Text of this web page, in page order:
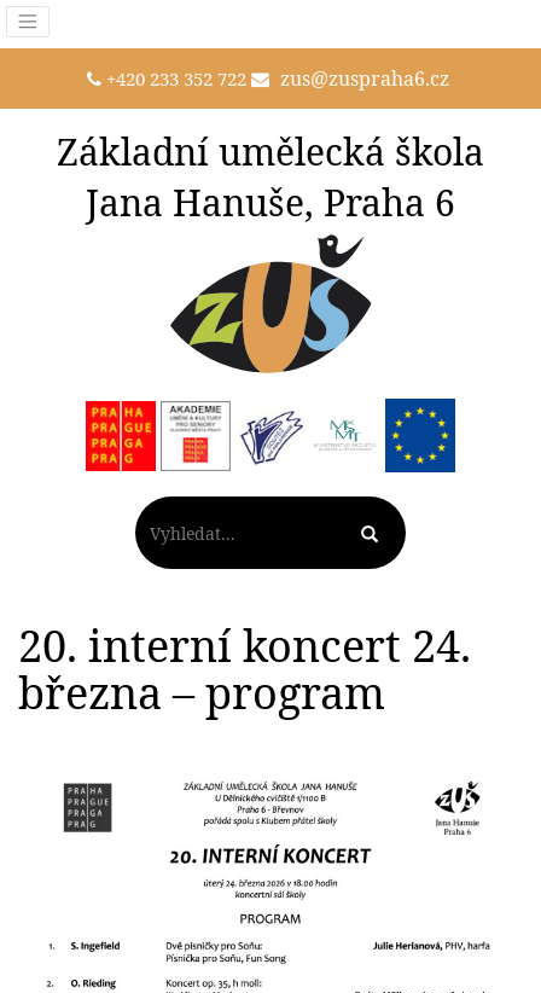
+420 233 352 722 zus@zuspraha6.cz
Základní umělecká škola
Jana Hanuše, Praha 6
20. interní koncert 24.
března – program